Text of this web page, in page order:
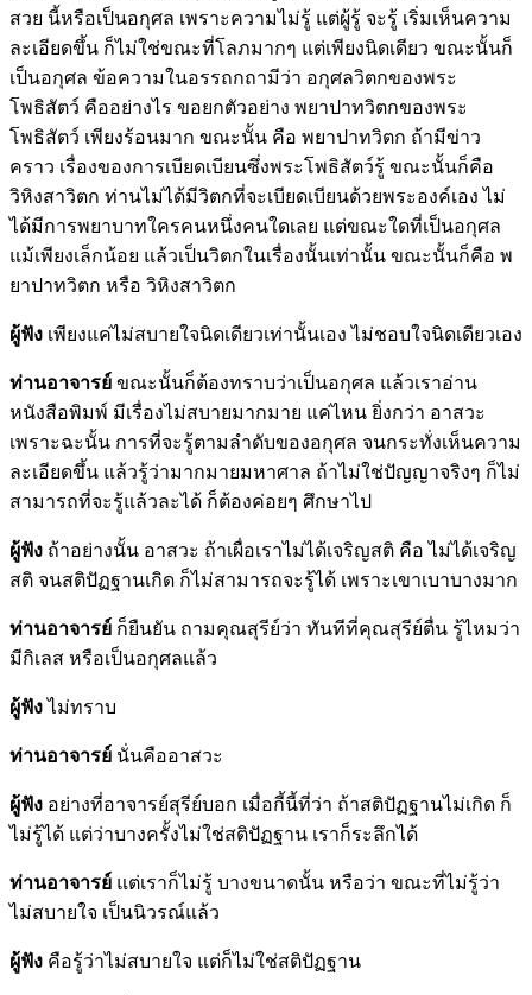
สวย นี้หรือเป็นอกุศล เพราะความไม่รู้ แต่ผู้รู้ จะรู้ เริ่มเห็นความ
ละเอียดขึ้น ก็ไม่ใช่ขณะที่โลภมากๆ แต่เพียงนิดเดียว ขณะนั้นก็
เป็นอกุศล ข้อความในอรรถกถามีว่า อกุศลวิตกของพระ
โพธิสัตว์ คืออย่างไร ขอยกตัวอย่าง พยาปาทวิตกของพระ
โพธิสัตว์ เพียงร้อนมาก ขณะนั้น คือ พยาปาทวิตก ถ้ามีข่าว
คราว เรื่องของการเบียดเบียนซึ่งพระโพธิสัตว์รู้ ขณะนั้นก็คือ
วิหิงสาวิตก ท่านไม่ได้มีวิตกที่จะเบียดเบียนด้วยพระองค์เอง ไม่
ได้มีการพยาบาทใครคนหนึ่งคนใดเลย แต่ขณะใดที่เป็นอกุศล
แม้เพียงเล็กน้อย แล้วเป็นวิตกในเรื่องนั้นเท่านั้น ขณะนั้นก็คือ พ
ยาปาทวิตก หรือ วิหิงสาวิตก
ผู้ฟัง เพียงแค่ไม่สบายใจนิดเดียวเท่านั้นเอง ไม่ชอบใจนิดเดียวเอง
ท่านอาจารย์ ขณะนั้นก็ต้องทราบว่าเป็นอกุศล แล้วเราอ่าน
หนังสือพิมพ์ มีเรื่องไม่สบายมากมาย แค่ไหน ยิ่งกว่า อาสวะ
เพราะฉะนั้น การที่จะรู้ตามลำดับของอกุศล จนกระทั่งเห็นความ
ละเอียดขึ้น แล้วรู้ว่ามากมายมหาศาล ถ้าไม่ใช่ปัญญาจริงๆ ก็ไม่
สามารถที่จะรู้แล้วละได้ ก็ต้องค่อยๆ ศึกษาไป
ผู้ฟัง ถ้าอย่างนั้น อาสวะ ถ้าเผื่อเราไม่ได้เจริญสติ คือ ไม่ได้เจริญ
สติ จนสติปัฏฐานเกิด ก็ไม่สามารถจะรู้ได้ เพราะเขาเบาบางมาก
ท่านอาจารย์ ก็ยืนยัน ถามคุณสุรีย์ว่า ทันทีที่คุณสุรีย์ตื่น รู้ไหมว่า
มีกิเลส หรือเป็นอกุศลแล้ว
ผู้ฟังไม่ทราบ
ท่านอาจารย์ นั่นคืออาสวะ
ผู้ฟัง อย่างที่อาจารย์สุรีย์บอก เมื่อกี้นี้ที่ว่า ถ้าสติปัฏฐานไม่เกิด ก็
ไม่รู้ได้ แต่ว่าบางครั้งไม่ใช่สติปัฏฐาน เราก็ระลึกได้
ท่านอาจารย์ แต่เราก็ไม่รู้ บางขนาดนั้น หรือว่า ขณะที่ไม่รู้ว่า
ไม่สบายใจ เป็นนิวรณ์แล้ว
ผู้ฟัง คือรู้ว่าไม่สบายใจ แต่ก็ไม่ใช่สติปัฏฐาน